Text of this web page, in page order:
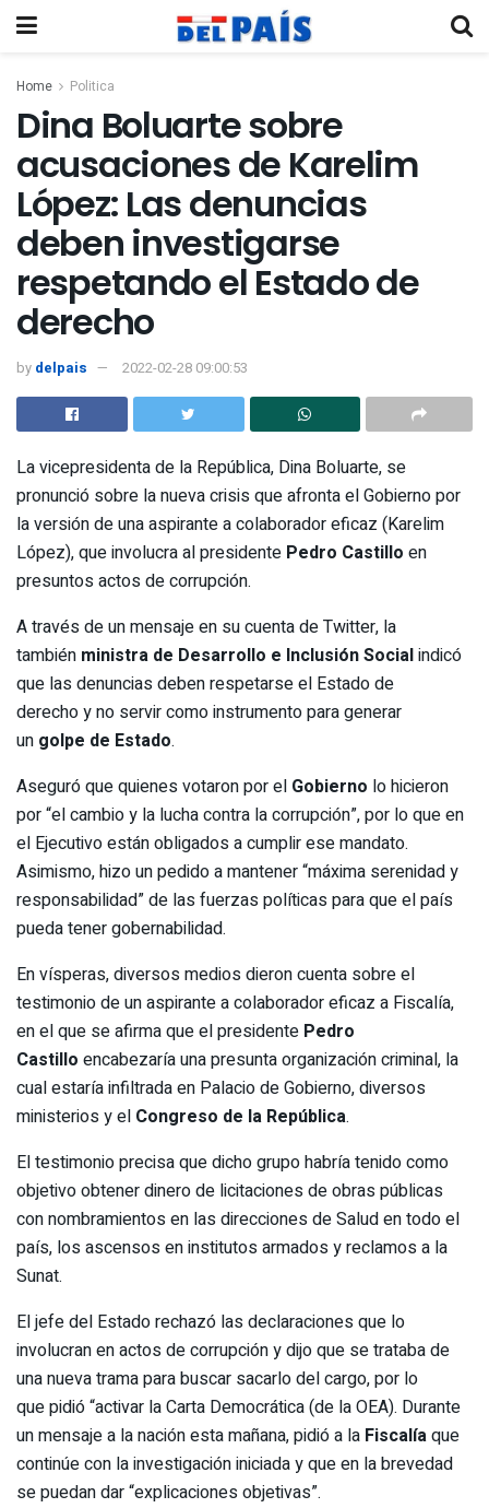
Home Politica
Dina Boluarte sobre
acusaciones de Karelim
López: Las denuncias
deben investigarse
respetando el Estado de
derecho
by delpais 2022-02-28 09:00:53
La vicepresidenta de la República, Dina Boluarte, se
pronunció sobre la nueva crisis que afronta el Gobierno por
la versión de una aspirante a colaborador eficaz (Karelim
López), que involucra al presidente Pedro Castillo en
presuntos actos de corrupción.
A través de un mensaje en su cuenta de Twitter, la
también ministra de Desarrollo e Inclusión Socialindicó
que las denuncias deben respetarse el Estado de
derecho y no servir como instrumento para generar
un golpe de Estado.
Aseguró que quienes votaron por el Gobierno lo hicieron
por “el cambio y la lucha contra la corrupción”, por lo que en
el Ejecutivo están obligados a cumplir ese mandato.
Asimismo, hizo un pedido a mantener “máxima serenidad y
responsabilidad” de las fuerzas políticas para que el país
pueda tener gobernabilidad.
En vísperas, diversos medios dieron cuenta sobre el
testimonio de un aspirante a colaborador eficaz a Fiscalía,
en el que se afirma que el presidente Pedro
Castillo encabezaría una presunta organización criminal, la
cual estaría infiltrada en Palacio de Gobierno, diversos
ministerios y el Congreso de la República.
El testimonio precisa que dicho grupo habría tenido como
objetivo obtener dinero de licitaciones de obras públicas
con nombramientos en las direcciones de Salud en todo el
país, los ascensos en institutos armados y reclamos a la
Sunat.
El jefe del Estado rechazó las declaraciones que lo
involucran en actos de corrupción y dijo que se trataba de
una nueva trama para buscar sacarlo del cargo, por lo
que pidió “activar la Carta Democrática (de la OEA). Durante
un mensaje a la nación esta mañana, pidió a la Fiscalíaque
continúe con la investigación iniciada y que en la brevedad
se puedan dar “explicaciones objetivas”.